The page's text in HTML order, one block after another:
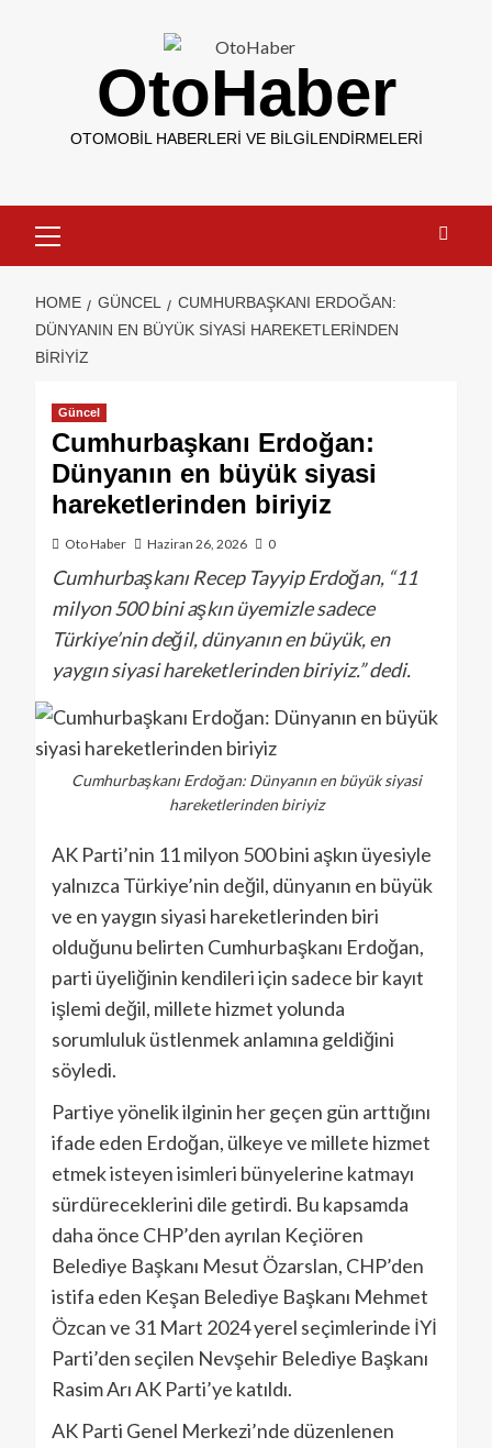
OtoHaber
OTOMOBIL HABERLERI VE BILGILENDIRMELERI
HOME GÜNCEL
CUMHURBAŞKANI ERDOĞAN:
DÜNYANIN EN BÜYÜK SIYASI HAREKETLERINDEN
BIRIYIZ
Güncel
Cumhurbaşkanı Erdoğan:
Dünyanın en büyük siyasi
hareketlerinden biriyiz
Oto Haber Haziran 26, 2026 0
Cumhurbaşkanı Recep Tayyip Erdoğan, “11
milyon 500 bini aşkın üyemizle sadece
Türkiye’nin değil, dünyanın en büyük, en
yaygın siyasi hareketlerinden biriyiz.” dedi.
Cumhurbaşkanı Erdoğan: Dünyanın en büyük siyasi
hareketlerinden biriyiz
AK Parti’nin 11 milyon 500 bini aşkın üyesiyle
yalnızca Türkiye’nin değil, dünyanın en büyük
ve en yaygın siyasi hareketlerinden biri
olduğunu belirten Cumhurbaşkanı Erdoğan,
parti üyeliğinin kendileri için sadece bir kayıt
işlemi değil, millete hizmet yolunda
sorumluluk üstlenmek anlamına geldiğini
söyledi.
Partiye yönelik ilginin her geçen gün arttığını
ifade eden Erdoğan, ülkeye ve millete hizmet
etmek isteyen isimleri bünyelerine katmayı
sürdüreceklerini dile getirdi. Bu kapsamda
daha önce CHP’den ayrılan Keçiören
Belediye Başkanı Mesut Özarslan, CHP’den
istifa eden Keşan Belediye Başkanı Mehmet
Özcan ve 31 Mart 2024 yerel seçimlerinde İYİ
Parti’den seçilen Nevşehir Belediye Başkanı
Rasim Arı AK Parti’ye katıldı.
AK Parti Genel Merkezi’nde düzenlenen